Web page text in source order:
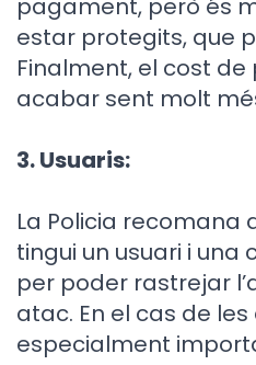
pagament, però és
estar protegits, que
Finalment, el cost
acabar sent molt
3. Usuaris:
La Policia recomana
tingui un usuari i
per poder rastrejar
atac. En el cas de
especialment